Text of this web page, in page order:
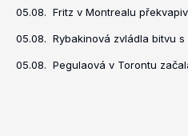
05.08. Fritz v Montrealu
05.08. Rybakinová zvládla bitvu s
05.08. Pegulaová v Torontu